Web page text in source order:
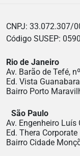
CNPJ: 33.072.307/
Código SUSEP:
Rio de Janeiro
Av. Barão de Tefé,
Ed. Vista
Bairro Porto
São Paulo
Av. Engenheiro Luís
Ed. Thera
Bairro Cidade